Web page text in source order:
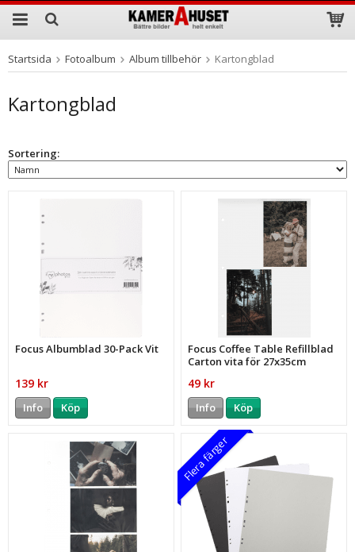
Produkten har blivit tillagd i varukorgen
Startsida Fotoalbum Album tillbehör Kartongblad
Kartongblad
Sortering:
Focus Albumblad 30-Pack Vit
139 kr
Info Köp
Focus Coffee Table Refillblad
Carton vita för 27x35cm
49 kr
Info Köp
Flera färger